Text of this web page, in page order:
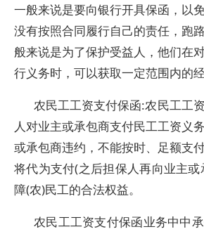
一般来说是要向银行开具保函，以
没有按照合同履行自己的责任，跑
般来说是为了保护受益人，他们在
行义务时，可以获取一定范围内的经
农民工工资支付保函:农民工工
人对业主或承包商支付民工工资义
或承包商违约，不能按时、足额支
将代为支付(之后担保人再向业主
障(农)民工的合法权益。
农民工工资支付保函业务中中